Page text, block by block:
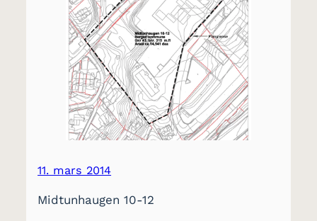
11. mars 2014
Midtunhaugen 10-12